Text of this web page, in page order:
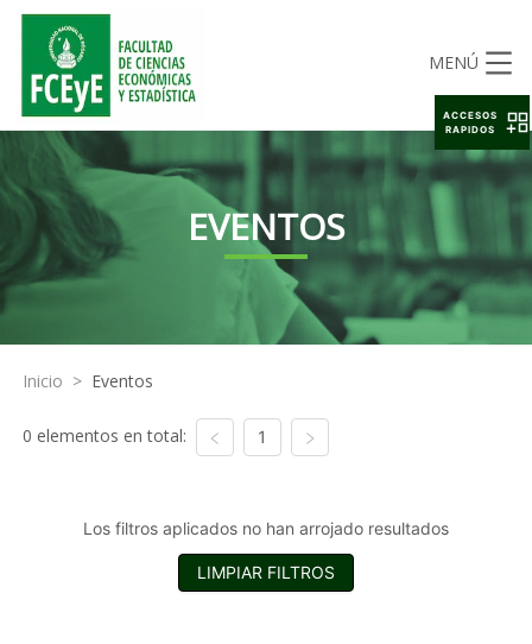
MENÚ
EVENTOS
Inicio > Eventos
0 elementos en total: 1
Los filtros aplicados no han arrojado resultados
LIMPIAR FILTROS
ACCESOS
RAPIDOS